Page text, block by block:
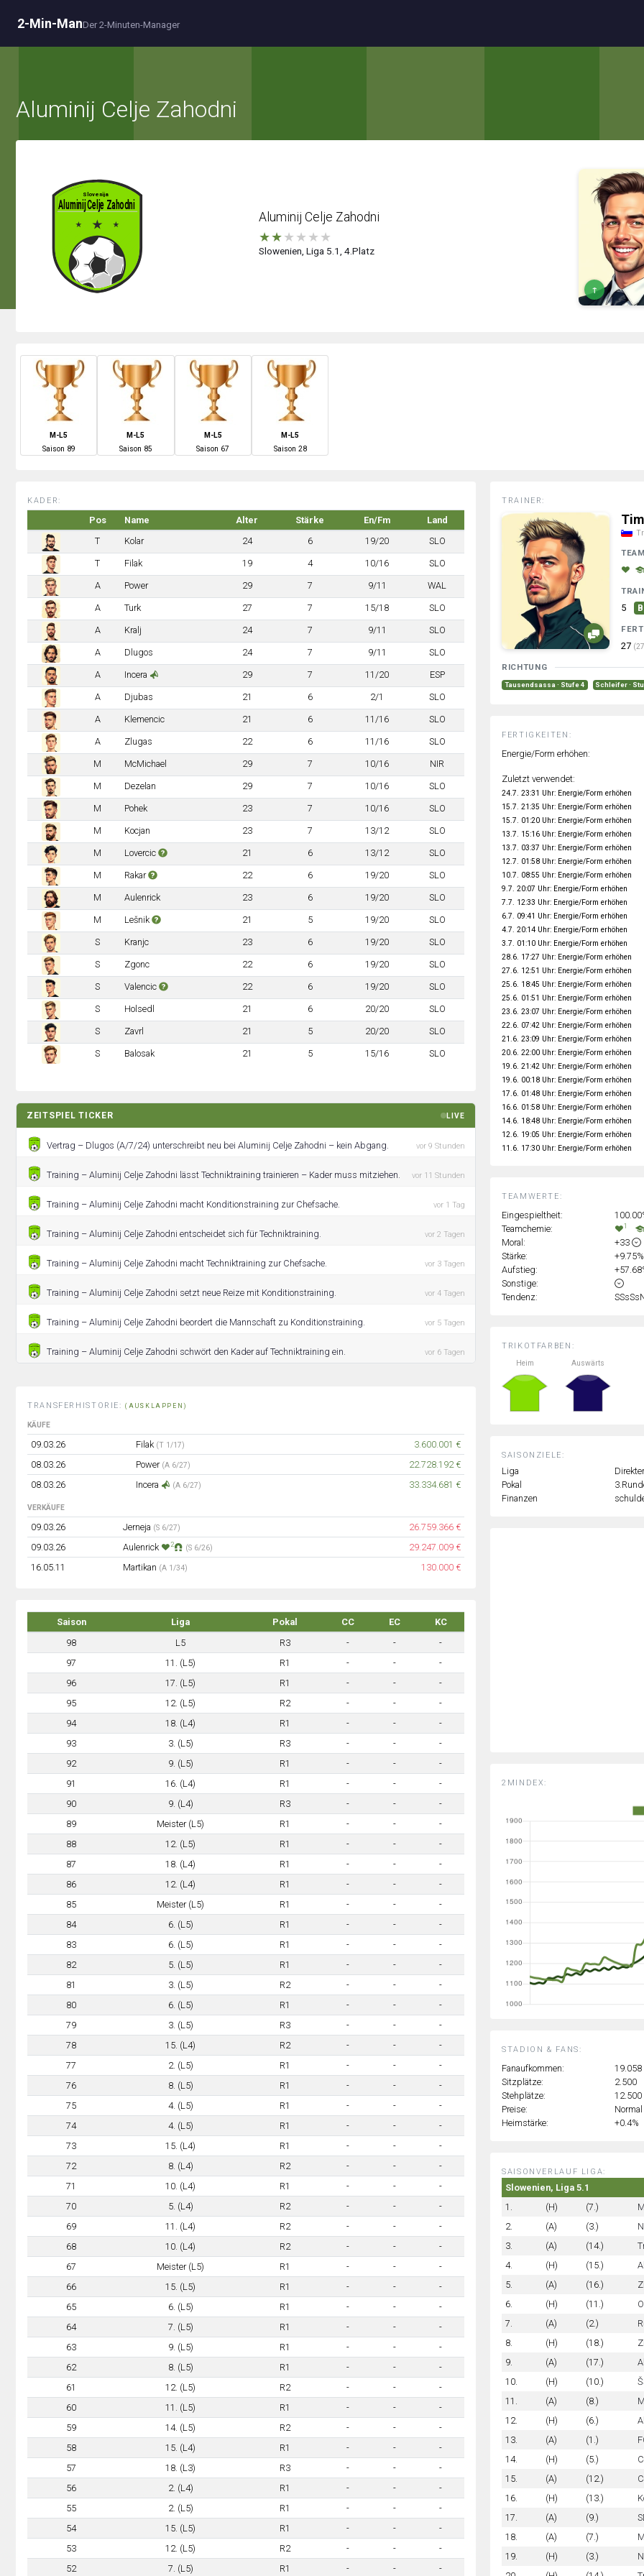
2-Min-ManDer 2-Minuten-Manager
Aluminij Celje Zahodni
Aluminij Celje Zahodni
★★★ ★ ★ ★
Slowenien, Liga 5.1, 4.Platz
↑
M-L5
Saison 89
M-L5
Saison 85
M-L5
Saison 67
M-L5
Saison 28
KADER:
Pos Name Alter Stärke En/Fm
Land
T
Kolar 24 6 19/20 SLO
T Filak 19 4 10/16 SLO
A Power 29 7 9/11 WAL
A Turk 27 7 15/18 SLO
A Kralj 24 7 9/11 SLO
A Dlugos 24 7 9/11 SLO
A Incera 29 7 11/20 ESP
A Djubas 21 6 2/1 SLO
A Klemencic 21 6 11/16 SLO
A Zlugas 22 6 11/16 SLO
M McMichael 29 7 10/16 NIR
M Dezelan 29 7 10/16 SLO
M Pohek 23 7 10/16 SLO
M Kocjan 23 7 13/12 SLO
M Lovercic 21 6 13/12 SLO
M Rakar 22 6 19/20 SLO
M Aulenrick 23 6 19/20 SLO
M Lešnik 21 5 19/20 SLO
S Kranjc 23 6 19/20 SLO
S Zgonc 22 6 19/20 SLO
S Valencic 22 6 19/20 SLO
S Holsedl 21 6 20/20 SLO
S Zavrl 21 5 20/20 SLO
S Balosak 21 5 15/16 SLO
ZEITSPIEL TICKER LIVE
Vertrag – Dlugos (A/7/24) unterschreibt neu bei Aluminij Celje Zahodni – kein Abgang. vor 9 Stunden
Training – Aluminij Celje Zahodni lässt Techniktraining trainieren – Kader muss mitziehen. vor 11 Stunden
Training – Aluminij Celje Zahodni macht Konditionstraining zur Chefsache. vor 1 Tag
Training – Aluminij Celje Zahodni entscheidet sich für Techniktraining. vor 2 Tagen
Training – Aluminij Celje Zahodni macht Techniktraining zur Chefsache. vor 3 Tagen
Training – Aluminij Celje Zahodni setzt neue Reize mit Konditionstraining. vor 4 Tagen
Training – Aluminij Celje Zahodni beordert die Mannschaft zu Konditionstraining. vor 5 Tagen
Training – Aluminij Celje Zahodni schwört den Kader auf Techniktraining ein. vor 6 Tagen
TRANSFERHISTORIE:(AUSKLAPPEN)
KÄUFE
09.03.26 Filak (T 1/17)
3.600.001 €
08.03.26
Power (A 6/27)
22.728.192 €
08.03.26
Incera (A 6/27) 33.334.681 €
VERKÄUFE
09.03.26 Jerneja (S 6/27)
26.759.366 €
09.03.26
Aulenrick 2 (S 6/26)
29.247.009 €
16.05.11
Martikan (A 1/34) 130.000 €
Saison Liga Pokal CC EC
KC
98
L5 R3 - -
-
97
11. (L5) R1 - -
-
96
17. (L5) R1 - -
-
95
12. (L5) R2 - -
-
94
18. (L4) R1 - -
-
93
3. (L5) R3 - -
-
92
9. (L5) R1 - -
-
91
16. (L4) R1 - -
-
90
9. (L4) R3 - -
-
89
Meister (L5) R1 - -
-
88
12. (L5) R1 - -
-
87
18. (L4) R1 - -
-
86
12. (L4) R1 - -
-
85
Meister (L5) R1 - -
-
84
6. (L5) R1 - -
-
83
6. (L5) R1 - -
-
82
5. (L5) R1 - -
-
81
3. (L5) R2 - -
-
80
6. (L5) R1 - -
-
79
3. (L5) R3 - -
-
78
15. (L4) R2 - -
-
77
2. (L5) R1 - -
-
76
8. (L5) R1 - -
-
75
4. (L5) R1 - -
-
74
4. (L5) R1 - -
-
73
15. (L4) R1 - -
-
72
8. (L4) R2 - -
-
71
10. (L4) R1 - -
-
70
5. (L4) R2 - -
-
69
11. (L4) R2 - -
-
68
10. (L4) R2 - -
-
67
Meister (L5) R1 - -
-
66
15. (L5) R1 - -
-
65
6. (L5) R1 - -
-
64
7. (L5) R1 - -
-
63
9. (L5) R1 - -
-
62
8. (L5) R1 - -
-
61
12. (L5) R2 - -
-
60
11. (L5) R1 - -
-
59
14. (L5) R2 - -
-
58
15. (L4) R1 - -
-
57
18. (L3) R3 - -
-
56
2. (L4) R1 - -
-
55
2. (L5) R1 - -
-
54
15. (L5) R1 - -
-
53
12. (L5) R2 - -
-
52
7. (L5) R1 - - -
TRIKOTFARBEN:
Heim
Auswärts
SAISONZIELE:
Liga
Pokal
Finanzen
2MINDEX:
TEAMWERTE:
Eingespieltheit:
Teamchemie:
1
Moral:
+33
Stärke:
+9.75%
Aufstieg:
Sonstige:
Tendenz:
TRAINER:
5
27
RICHTUNG
Tausendsassa · Stufe 4 Schleifer ·
FERTIGKEITEN:
Energie/Form erhöhen:
Zuletzt verwendet:
24.7. 23:31 Uhr: Energie/Form erhöhen
15.7. 21:35 Uhr: Energie/Form erhöhen
15.7. 01:20 Uhr: Energie/Form erhöhen
13.7. 15:16 Uhr: Energie/Form erhöhen
13.7. 03:37 Uhr: Energie/Form erhöhen
12.7. 01:58 Uhr: Energie/Form erhöhen
10.7. 08:55 Uhr: Energie/Form erhöhen
9.7. 20:07 Uhr: Energie/Form erhöhen
7.7. 12:33 Uhr: Energie/Form erhöhen
6.7. 09:41 Uhr: Energie/Form erhöhen
4.7. 20:14 Uhr: Energie/Form erhöhen
3.7. 01:10 Uhr: Energie/Form erhöhen
28.6. 17:27 Uhr: Energie/Form erhöhen
27.6. 12:51 Uhr: Energie/Form erhöhen
25.6. 18:45 Uhr: Energie/Form erhöhen
25.6. 01:51 Uhr: Energie/Form erhöhen
23.6. 23:07 Uhr: Energie/Form erhöhen
22.6. 07:42 Uhr: Energie/Form erhöhen
21.6. 23:09 Uhr: Energie/Form erhöhen
20.6. 22:00 Uhr: Energie/Form erhöhen
19.6. 21:42 Uhr: Energie/Form erhöhen
19.6. 00:18 Uhr: Energie/Form erhöhen
17.6. 01:48 Uhr: Energie/Form erhöhen
16.6. 01:58 Uhr: Energie/Form erhöhen
14.6. 18:48 Uhr: Energie/Form erhöhen
12.6. 19:05 Uhr: Energie/Form erhöhen
11.6. 17:30 Uhr: Energie/Form erhöhen
STADION & FANS:
Fanaufkommen:
19.058
Sitzplätze:
2.500
Stehplätze:
12.500
Preise:
Normal
Heimstärke:
+0.4%
SAISONVERLAUF LIGA:
Slowenien, Liga 5.1
1.
(H) (7.)
2.
(A) (3.)
3.
(A) (14.)
4.
(H) (15.)
5.
(A) (16.)
6.
(H) (11.)
7.
(A) (2.)
8.
(H) (18.)
9.
(A) (17.)
10.
(H) (10.)
11.
(A) (8.)
12.
(H) (6.)
13.
(A) (1.)
14.
(H) (5.)
15.
(A) (12.)
16.
(H) (13.)
17.
(A) (9.)
18.
(A) (7.)
19.
(H) (3.)